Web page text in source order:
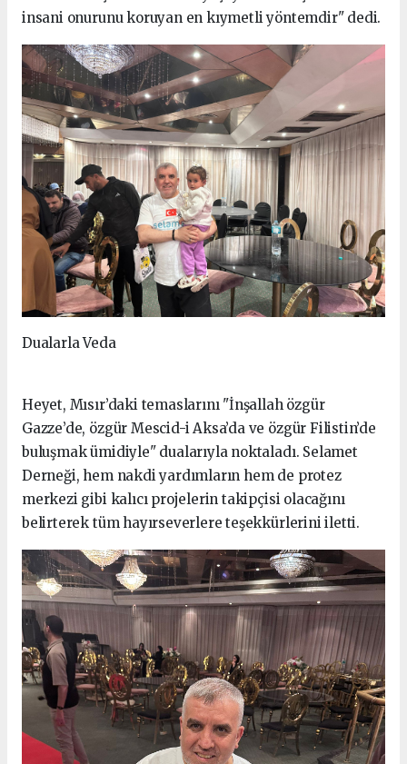
insani onurunu koruyan en kıymetli yöntemdir" dedi.
Dualarla Veda
Heyet, Mısır’daki temaslarını "İnşallah özgür
Gazze’de, özgür Mescid-i Aksa’da ve özgür Filistin’de
buluşmak ümidiyle" dualarıyla noktaladı. Selamet
Derneği, hem nakdi yardımların hem de protez
merkezi gibi kalıcı projelerin takipçisi olacağını
belirterek tüm hayırseverlere teşekkürlerini iletti.